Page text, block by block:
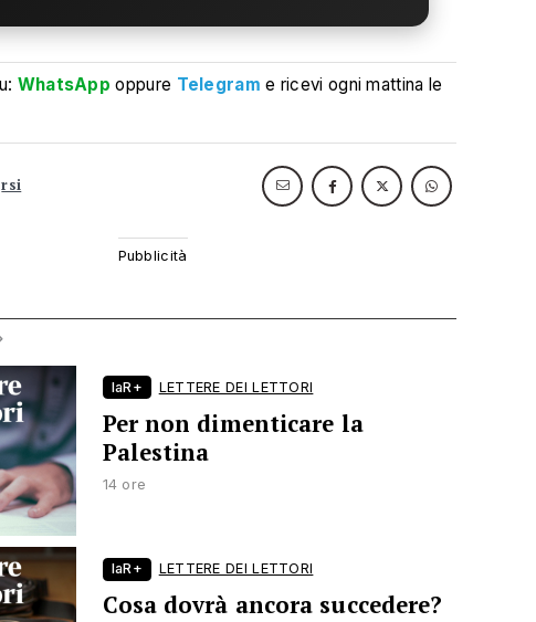
WhatsApp oppure Telegram e ricevi ogni mattina le
rsi
laR+ LETTERE DEI LETTORI
Per non dimenticare la
Palestina
14 ore
laR+ LETTERE DEI LETTORI
Cosa dovrà ancora succedere?